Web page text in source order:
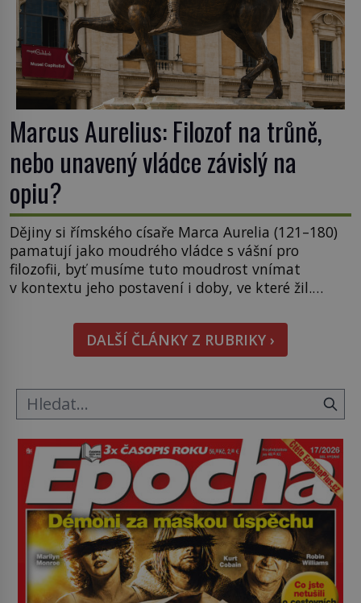
Marcus Aurelius: Filozof na trůně,
nebo unavený vládce závislý na
opiu?
Dějiny si římského císaře Marca Aurelia (121–180)
pamatují jako moudrého vládce s vášní pro
filozofii, byť musíme tuto moudrost vnímat
v kontextu jeho postavení i doby, ve které žil.
pravdu na padrť a prohlásit, že to byl jen životem
unavený a drogou ovládaný muž? Marcus Aurelius
byl zastáncem stoicismu, učení, […]
DALŠÍ ČLÁNKY Z RUBRIKY ›